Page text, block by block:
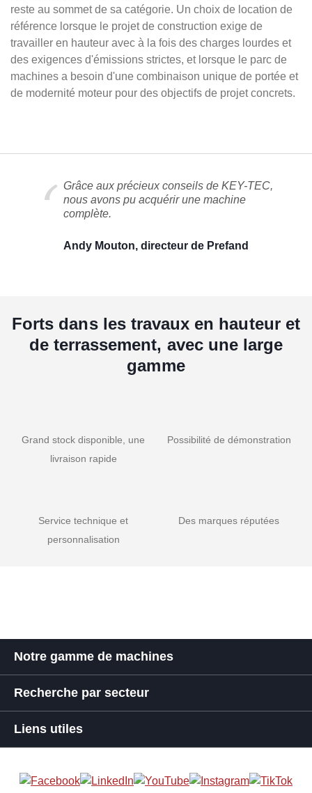
reste au sommet de sa catégorie. Un choix de location de
référence lorsque le projet de construction exige de
travailler en hauteur avec à la fois des charges lourdes et
des exigences d'émissions strictes, et lorsque le parc de
machines a besoin d'une combinaison unique de portée et
de modernité moteur pour des objectifs de projet concrets.
Grâce aux précieux conseils de KEY-TEC,
nous avons pu acquérir une machine
complète.
Andy Mouton, directeur de Prefand
Forts dans les travaux en hauteur et
de terrassement, avec une large
gamme
Grand stock disponible, une
livraison rapide
Possibilité de démonstration
Service technique et
personnalisation
Des marques réputées
Notre gamme de machines
Recherche par secteur
Liens utiles